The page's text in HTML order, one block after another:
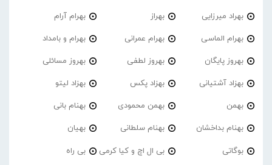
بهراد میرزایی بهراز بهرام آرام
بهرام الماسی بهرام عمرانی بهرام و بامداد
بهروز پایگان بهروز لطفی بهروز مسائلی
بهزاد آشتیانی بهزاد پکس بهزاد لیتو
بهمن بهمن محمودی بهنام بانی
بهنام بداخشان بهنام سلطانی بهیان
بوگاتی بی ال اچ و کیا کرمی بی راه